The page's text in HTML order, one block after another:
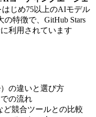
はじめ75以上のAIモデル
特徴で、GitHub Stars
利用されています
の違いと選び方
の流れ
ど競合ツールとの比較